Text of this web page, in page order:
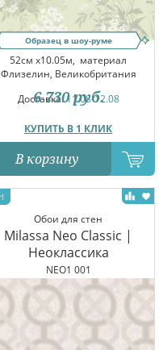
Образец в шоу-руме
52см x10.05м, материал
Флизелин, Великобритания
Доставка:11.08-12.08
КУПИТЬ В 1 КЛИК
6 730 руб.
В корзину
Обои для стен
Milassa Neo Classic |
Неоклассика
NEO1 001